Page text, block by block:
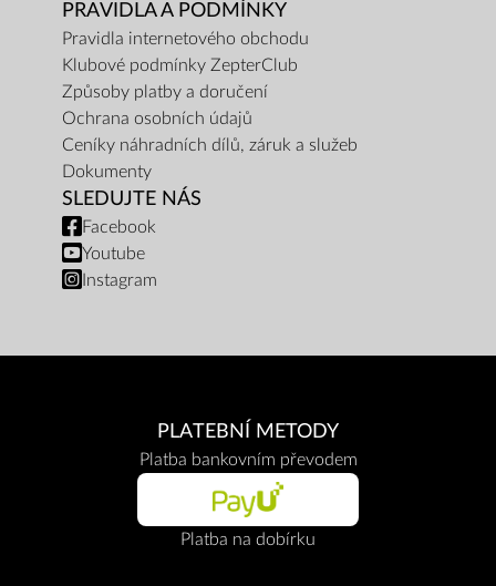
PRAVIDLA A PODMÍNKY
Pravidla internetového obchodu
Klubové podmínky ZepterClub
Způsoby platby a doručení
Ochrana osobních údajů
Ceníky náhradních dílů, záruk a služeb
Dokumenty
SLEDUJTE NÁS
Facebook
Youtube
Instagram
PLATEBNÍ METODY
Platba bankovním převodem
Platba na dobírku